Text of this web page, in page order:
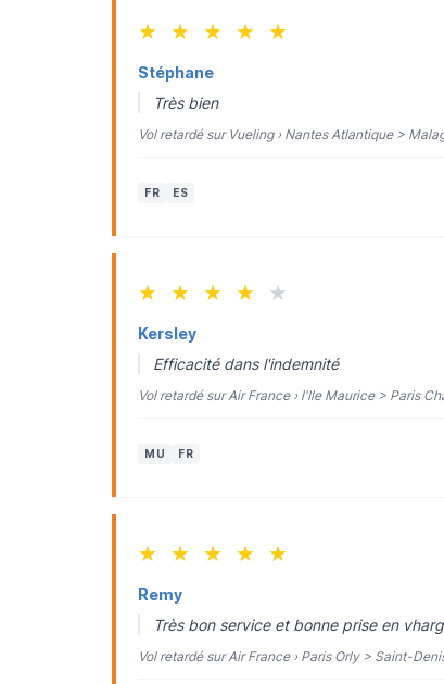
★ ★ ★ ★ ★
Stéphane
Très bien
Vol retardé sur Vueling › Nantes Atlantique >
FR ES
★ ★ ★ ★ ★
Kersley
Efficacité dans l'indemnité
Vol retardé sur Air France › l'Ile Maurice > Paris
MU FR
★ ★ ★ ★ ★
Remy
Très bon service et bonne prise en
Vol retardé sur Air France › Paris Orly > Saint-